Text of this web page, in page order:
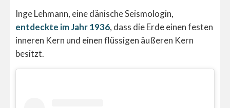
Inge Lehmann, eine dänische Seismologin,
entdeckte im Jahr 1936, dass die Erde einen festen
inneren Kern und einen flüssigen äußeren Kern
besitzt.